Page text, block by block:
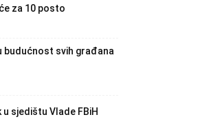
za 10 posto
budućnost svih građana
sjedištu Vlade FBiH